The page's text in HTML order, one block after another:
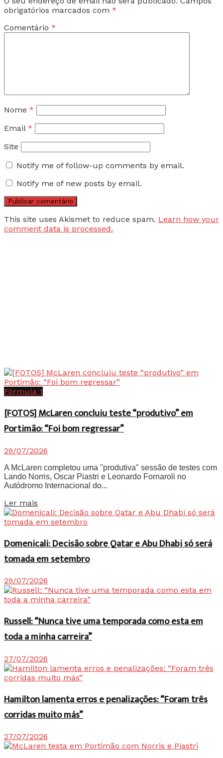
obrigatórios marcados com *
Comentário *
Nome *
Email *
Site
Notify me of follow-up comments by email.
Notify me of new posts by email.
This site uses Akismet to reduce spam. Learn how your
comment data is processed.
Fórmula 1
[FOTOS] McLaren concluiu teste “produtivo” em
Portimão: “Foi bom regressar”
29/07/2026
A McLaren completou uma "produtiva" sessão de testes com
Lando Norris, Oscar Piastri e Leonardo Fornaroli no
Autódromo Internacional do...
Ler mais
Domenicali: Decisão sobre Qatar e Abu Dhabi só será
tomada em setembro
29/07/2026
Russell: “Nunca tive uma temporada como esta em
toda a minha carreira”
27/07/2026
Hamilton lamenta erros e penalizações: “Foram três
corridas muito más”
27/07/2026